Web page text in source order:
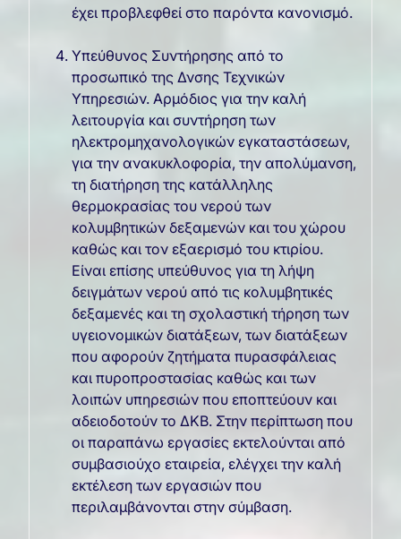
έχει προβλεφθεί στο παρόντα κανονισμό.
Υπεύθυνος Συντήρησης από το
προσωπικό της Δνσης Τεχνικών
Υπηρεσιών. Αρμόδιος για την καλή
λειτουργία και συντήρηση των
ηλεκτρομηχανολογικών εγκαταστάσεων,
για την ανακυκλοφορία, την απολύμανση,
τη διατήρηση της κατάλληλης
θερμοκρασίας του νερού των
κολυμβητικών δεξαμενών και του χώρου
καθώς και τον εξαερισμό του κτιρίου.
Είναι επίσης υπεύθυνος για τη λήψη
δειγμάτων νερού από τις κολυμβητικές
δεξαμενές και τη σχολαστική τήρηση των
υγειονομικών διατάξεων, των διατάξεων
που αφορούν ζητήματα πυρασφάλειας
και πυροπροστασίας καθώς και των
λοιπών υπηρεσιών που εποπτεύουν και
αδειοδοτούν το ΔΚΒ. Στην περίπτωση που
οι παραπάνω εργασίες εκτελούνται από
συμβασιούχο εταιρεία, ελέγχει την καλή
εκτέλεση των εργασιών που
περιλαμβάνονται στην σύμβαση.